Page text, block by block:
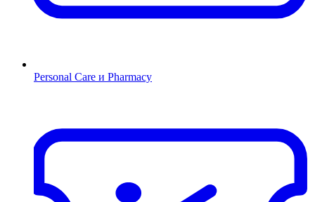
Personal Care и Pharmacy